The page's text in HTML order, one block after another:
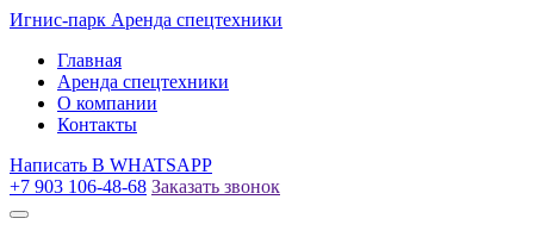
Игнис-парк Аренда спецтехники
Главная
Аренда спецтехники
О компании
Контакты
Написать В WHATSAPP
+7 903 106-48-68 Заказать звонок